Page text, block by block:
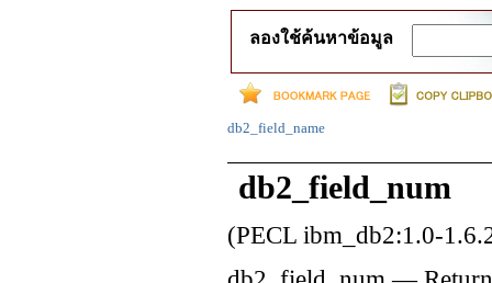
ลองใช้ค้นหาข้อมูล
db2_field_name
db2_field_num
(PECL ibm_db2:1.0-